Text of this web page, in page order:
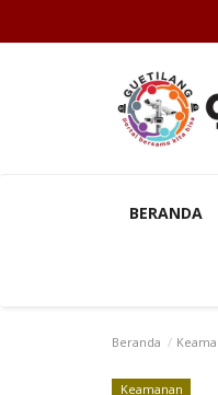
BERANDA
Beranda
Keamanan